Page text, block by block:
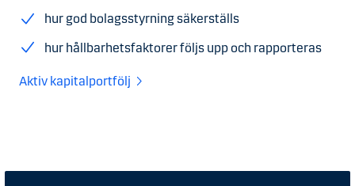
hur god bolagsstyrning säkerställs
hur hållbarhetsfaktorer följs upp och rapporteras
Aktiv kapitalportfölj